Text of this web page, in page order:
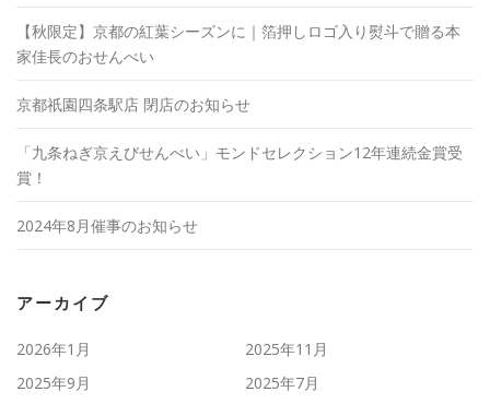
【秋限定】京都の紅葉シーズンに｜箔押しロゴ入り熨斗で贈る本
家佳長のおせんべい
京都祇園四条駅店 閉店のお知らせ
「九条ねぎ京えびせんべい」モンドセレクション12年連続金賞受
賞！
2024年8月催事のお知らせ
アーカイブ
2026年1月
2025年11月
2025年9月
2025年7月